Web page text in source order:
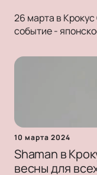
26 марта в
событие -
10 марта 2024
Shaman в
весны для